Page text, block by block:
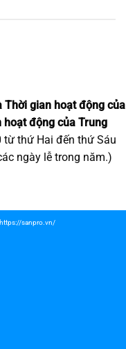
Thời gian hoạt động của
hoạt động của Trung
từ thứ Hai đến thứ Sáu
ngày lễ trong năm.)
https://sanpro.vn/